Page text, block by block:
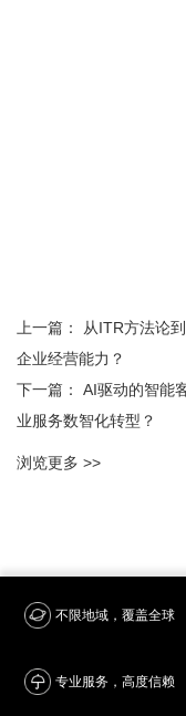
上一篇：
从ITR方法论
企业经营能力？
下一篇： AI驱动的智能
业服务数智化转型？
浏览更多 >>
不限地域，覆盖全球
专业服务，高度信赖